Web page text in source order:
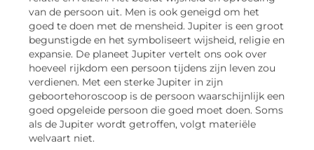
van de persoon uit. Men is ook geneigd om het
goed te doen met de mensheid. Jupiter is een groot
begunstigde en het symboliseert wijsheid, religie en
expansie. De planeet Jupiter vertelt ons ook over
hoeveel rijkdom een ​​persoon tijdens zijn leven zou
verdienen. Met een sterke Jupiter in zijn
geboortehoroscoop is de persoon waarschijnlijk een
goed opgeleide persoon die goed moet doen. Soms
als de Jupiter wordt getroffen, volgt materiële
welvaart niet.